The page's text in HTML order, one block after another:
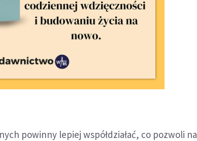
powinny lepiej współdziałać, co pozwoli na